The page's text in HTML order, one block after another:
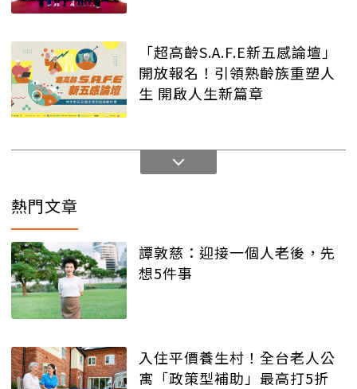
「超高齡S.A.F.E新五感論壇」
開放報名！引領熟齡族重塑人
生 開啟人生新篇章
熱門文章
譚敦慈：迎接一個人老後，先
想5件事
入住平價養生村！全台老人公
寓「政策型補助」最高打5折